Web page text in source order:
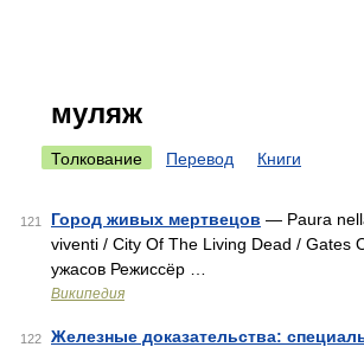
муляж
Толкование Перевод Книги
121 Город живых мертвецов — Paura
viventi / City Of The Living Dead /
ужасов Режиссёр …
Википедия
122 Железные доказательства: